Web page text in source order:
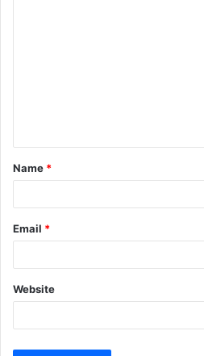
t
*
Name *
Email *
Website